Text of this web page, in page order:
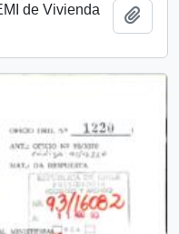
de Vivienda